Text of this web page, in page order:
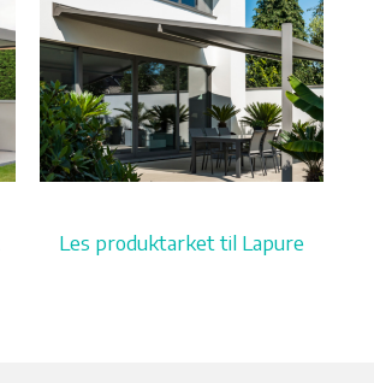
Les produktarket til Lapure